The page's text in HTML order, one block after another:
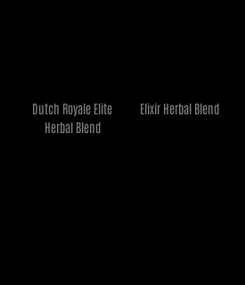
Dutch Royale Elite
Herbal Blend
€12,95
Ler mais
Elixir Herbal Blend
€12,95